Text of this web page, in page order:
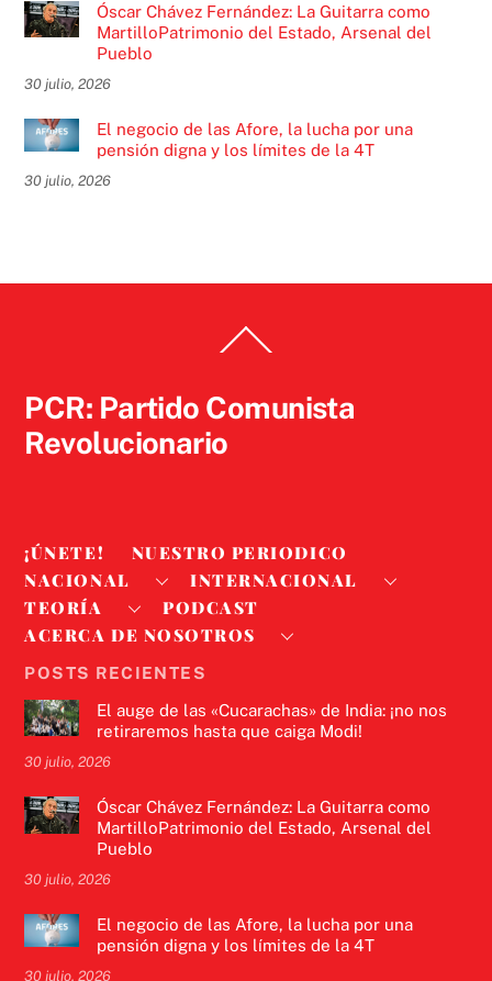
Óscar Chávez Fernández: La Guitarra como
MartilloPatrimonio del Estado, Arsenal del
Pueblo
30 julio, 2026
El negocio de las Afore, la lucha por una
pensión digna y los límites de la 4T
30 julio, 2026
To
PCR: Partido Comunista
Revolucionario
¡ÚNETE!
NUESTRO PERIODICO
NACIONAL
INTERNACIONAL
TEORÍA
PODCAST
ACERCA DE NOSOTROS
POSTS RECIENTES
El auge de las «Cucarachas» de India: ¡no nos
retiraremos hasta que caiga Modi!
30 julio, 2026
Óscar Chávez Fernández: La Guitarra como
MartilloPatrimonio del Estado, Arsenal del
Pueblo
30 julio, 2026
El negocio de las Afore, la lucha por una
pensión digna y los límites de la 4T
30 julio, 2026